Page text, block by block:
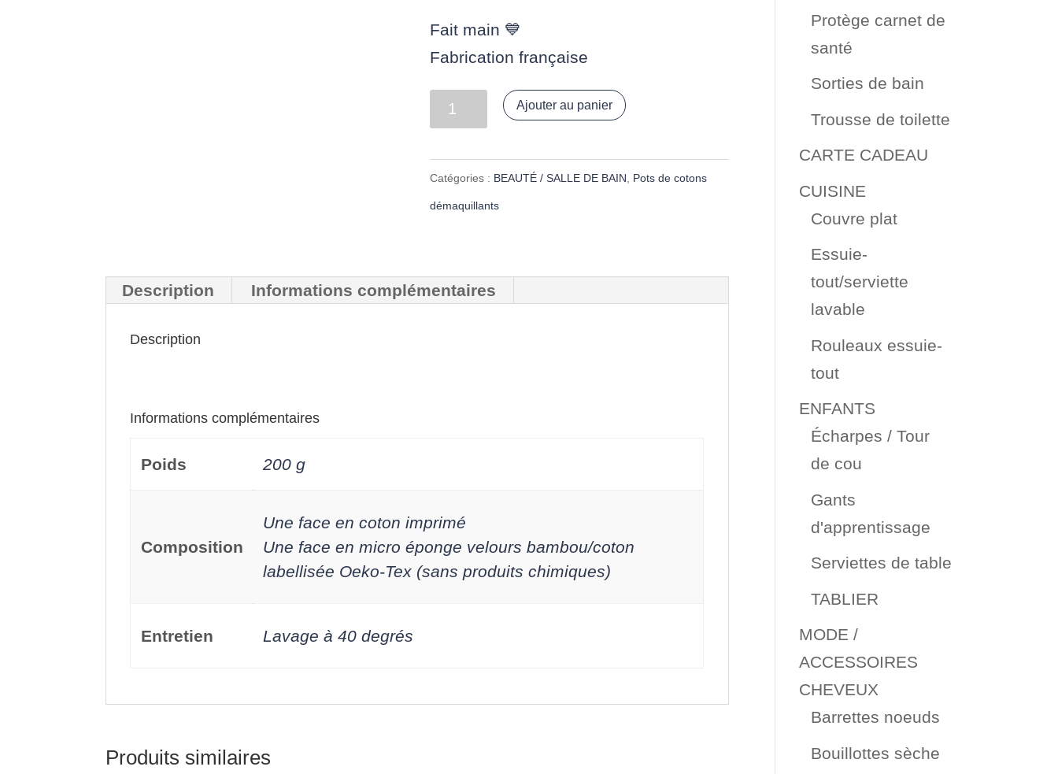
Fait main 💙
Fabrication française
quantité
de
Pot
de
petites
« Liberty
Ajouter au panier
Catégories : BEAUTÉ / SALLE DE BAIN Pots de cotons
démaquillants
Description Informations complémentaires
Description
Informations complémentaires
Poids 200 g
Composition
Une face en coton imprimé
Une face en micro éponge velours bambou/coton
labellisée Oeko-Tex (sans produits chimiques)
Entretien Lavage à 40 degrés
Produits similaires
Protège carnet de
santé
Sorties de bain
Trousse de toilette
CARTE CADEAU
CUISINE
Couvre plat
Essuie-
tout/serviette
lavable
Rouleaux essuie-
tout
ENFANTS
Écharpes / Tour
de cou
Gants
d'apprentissage
Serviettes de table
TABLIER
MODE /
ACCESSOIRES
CHEVEUX
Barrettes noeuds
Bouillottes sèche